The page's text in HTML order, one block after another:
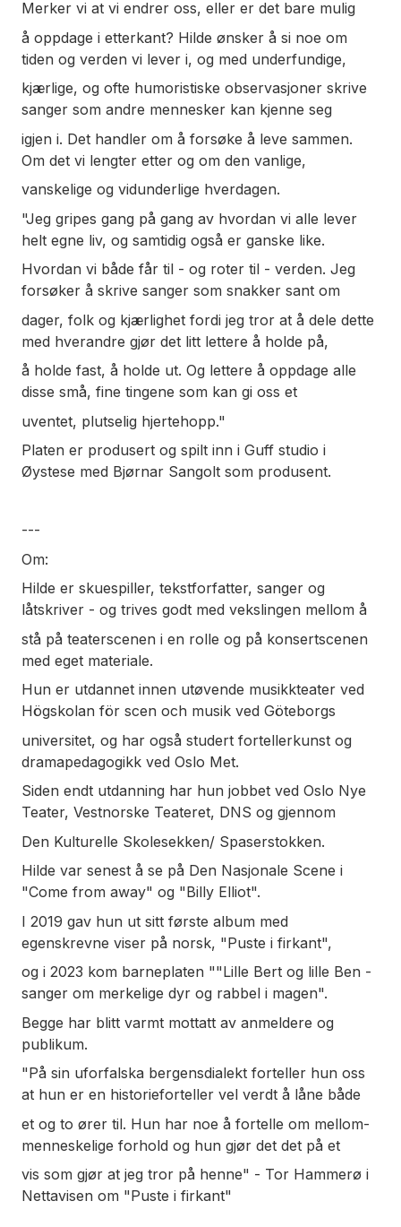
Merker vi at vi endrer oss, eller er det bare mulig
å oppdage i etterkant? Hilde ønsker å si noe om
tiden og verden vi lever i, og med underfundige,
kjærlige, og ofte humoristiske observasjoner skrive
sanger som andre mennesker kan kjenne seg
igjen i. Det handler om å forsøke å leve sammen.
Om det vi lengter etter og om den vanlige,
vanskelige og vidunderlige hverdagen.
"Jeg gripes gang på gang av hvordan vi alle lever
helt egne liv, og samtidig også er ganske like.
Hvordan vi både får til - og roter til - verden. Jeg
forsøker å skrive sanger som snakker sant om
dager, folk og kjærlighet fordi jeg tror at å dele dette
med hverandre gjør det litt lettere å holde på,
å holde fast, å holde ut. Og lettere å oppdage alle
disse små, fine tingene som kan gi oss et
uventet, plutselig hjertehopp."
Platen er produsert og spilt inn i Guff studio i
Øystese med Bjørnar Sangolt som produsent.
---
Om:
Hilde er skuespiller, tekstforfatter, sanger og
låtskriver - og trives godt med vekslingen mellom å
stå på teaterscenen i en rolle og på konsertscenen
med eget materiale.
Hun er utdannet innen utøvende musikkteater ved
Högskolan för scen och musik ved Göteborgs
universitet, og har også studert fortellerkunst og
dramapedagogikk ved Oslo Met.
Siden endt utdanning har hun jobbet ved Oslo Nye
Teater, Vestnorske Teateret, DNS og gjennom
Den Kulturelle Skolesekken/ Spaserstokken.
Hilde var senest å se på Den Nasjonale Scene i
"Come from away" og "Billy Elliot".
I 2019 gav hun ut sitt første album med
egenskrevne viser på norsk, "Puste i firkant",
og i 2023 kom barneplaten ""Lille Bert og lille Ben -
sanger om merkelige dyr og rabbel i magen".
Begge har blitt varmt mottatt av anmeldere og
publikum.
"På sin uforfalska bergensdialekt forteller hun oss
at hun er en historieforteller vel verdt å låne både
et og to ører til. Hun har noe å fortelle om mellom-
menneskelige forhold og hun gjør det det på et
vis som gjør at jeg tror på henne" - Tor Hammerø i
Nettavisen om "Puste i firkant"